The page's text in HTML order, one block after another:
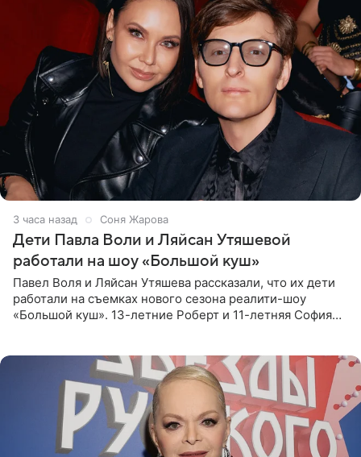
3 часа назад Соня Жарова
Дети Павла Воли и Ляйсан Утяшевой
работали на шоу «Большой куш»
Павел Воля и Ляйсан Утяшева рассказали, что их дети
работали на съемках нового сезона реалити-шоу
«Большой куш». 13-летние Роберт и 11-летняя София